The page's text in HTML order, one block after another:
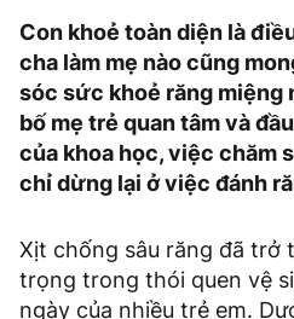
Con khoẻ toàn diện là
cha làm mẹ nào cũng
sóc sức khoẻ răng miệng
bố mẹ trẻ quan tâm và
của khoa học, việc chăm
chỉ dừng lại ở việc đánh
Xịt chống sâu răng đã trở
trọng trong thói quen vệ
ngày của nhiều trẻ em.